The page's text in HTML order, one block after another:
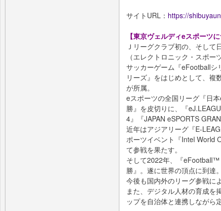
サイトURL： https://
【東京ヴェルディeスポーツ
Ｊリーグクラブ初の、そし
（エレクトロニック・スポ
サッカーゲーム『eFootballシ
リーズ』をはじめとして、複
が所属。
eスポーツの全国リーグ『日
勝』を皮切りに、『
4』『JAPAN eSPORTS
近年はアジアリーグ『E-
ポーツイベント『Intel World
て参戦を果たす。
そして2022年、『
勝』。遂に世界の頂点に到達
今後も国内外のリーグ参戦に
また、デジタル人材の育成を
ップを自治体と連携しながら